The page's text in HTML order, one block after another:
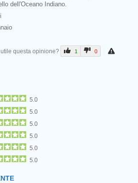
dell'Oceano Indiano.
questa opinione? 1 0
5.0
5.0
5.0
5.0
5.0
5.0